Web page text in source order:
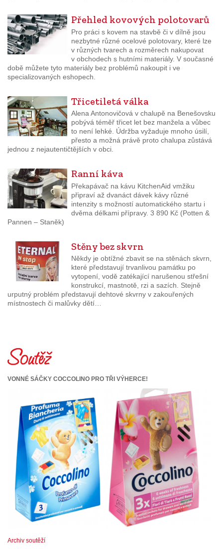
Přehled kovových polotovarů
Pro práci s kovem na stavbě či v dílně jsou
nezbytné různé ocelové polotovary, které lze
v různých tvarech a rozměrech nakupovat
v obchodech s hutními materiály. V současné
době můžete tyto materiály bez problémů nakoupit i ve
specializovaných eshopech.
Třicetiletá válka
Alena Antonovičová v chalupě na Benešovsku
pobývá téměř třicet let bez manžela a vůbec
to není lehké. Údržba vyžaduje mnoho úsilí,
přesto a možná právě proto chalupa zůstává
jednou z nejautentičtějších v obci.
Ranní káva
Překapávač na kávu KitchenAid vmžiku
připraví až dvanáct dávek kávy různé
intenzity s možností automatického startu i
dvěma délkami přípravy. 3 890 Kč (Potten &
Pannen – Staněk)
Stěny bez skvrn
Někdy je obtížné zbavit se na stěnách skvrn,
které představují trvanlivou památku po
vytopení, vodě zatékající narušenou střešní
konstrukcí, mastnotě, rzi a sazích. Stejně
urputný problém představují dehtové skvrny v zakouřených
místnostech či malůvky dětí…
VONNÉ SÁČKY COCCOLINO PRO TŘI VÝHERCE!
Archiv soutěží